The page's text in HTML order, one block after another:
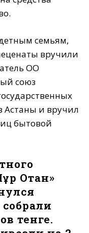
семьям,
вручили
ОО
союз
Астаны и вручил
бытовой
Отан»
тенге.